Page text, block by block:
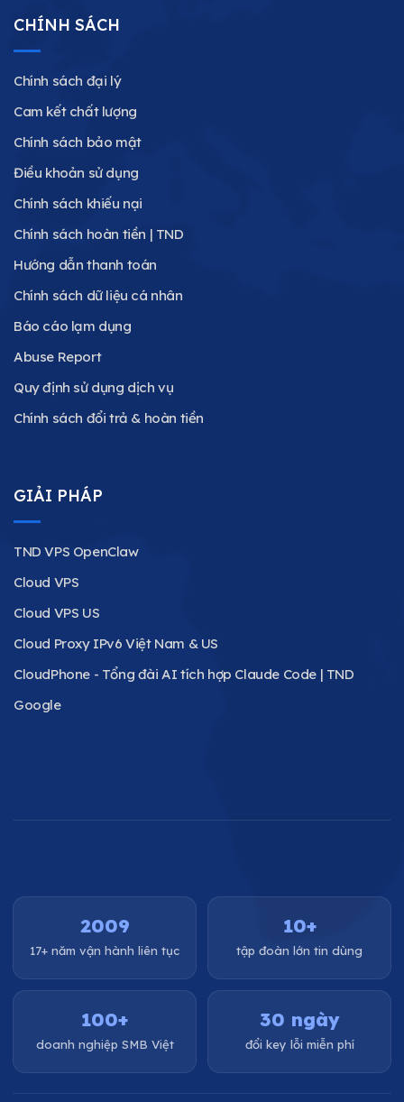
CHÍNH SÁCH
Chính sách đại lý
Cam kết chất lượng
Chính sách bảo mật
Điều khoản sử dụng
Chính sách khiếu nại
Chính sách hoàn tiền | TND
Hướng dẫn thanh toán
Chính sách dữ liệu cá nhân
Báo cáo lạm dụng
Abuse Report
Quy định sử dụng dịch vụ
Chính sách đổi trả & hoàn tiền
GIẢI PHÁP
TND VPS OpenClaw
Cloud VPS
Cloud VPS US
Cloud Proxy IPv6 Việt Nam & US
CloudPhone - Tổng đài AI tích hợp Claude Code | TND
Google
2009
17+ năm vận hành liên tục
10+
tập đoàn lớn tin dùng
100+
doanh nghiệp SMB Việt
30 ngày
đổi key lỗi miễn phí